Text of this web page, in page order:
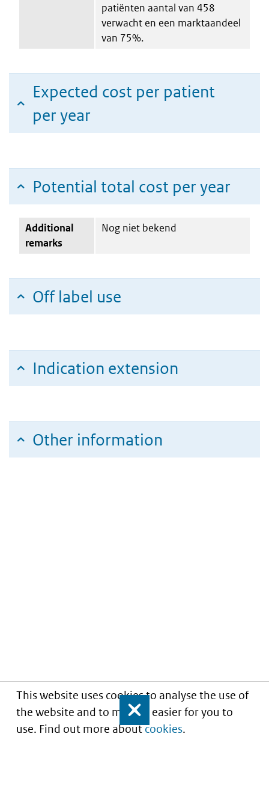
This website uses cookies to analyse the use of
the website and to make it easier for you to
use. Find out more aboutcookies.
Close
patiënten aantal van 458
verwacht en een marktaandeel
van 75%.
Expected cost per patient
per year
Potential total cost per year
Additional
remarks
Nog niet bekend
Off label use
Indication extension
Other information